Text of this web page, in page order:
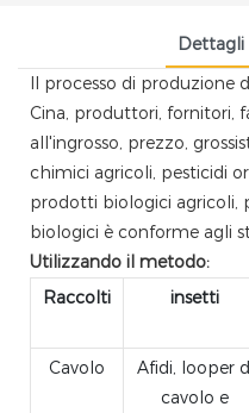
Il processo di produzione
Cina, produttori, fornitori,
all'ingrosso, prezzo,
chimici agricoli, pesticidi
prodotti biologici agricoli,
biologici è conforme agli
Utilizzando il metodo:
Raccolti
insetti
Cavolo
Afidi, looper
cavolo e